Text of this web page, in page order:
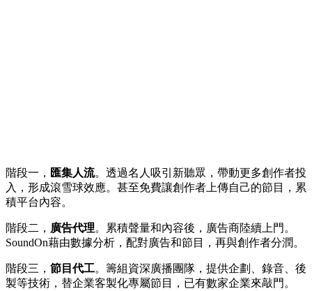
階段一， 匯集人流。透過名人吸引新聽眾，帶動更多創作者投
入，形成滾雪球效應。甚至免費讓創作者上傳自己的節目，累
積平台內容。
階段二， 廣告代理。累積聲量和內容後，廣告商陸續上門。
SoundOn藉由數據分析，配對廣告和節目，再與創作者分潤。
階段三， 節目代工。籌組資深廣播團隊，提供企劃、錄音、後
製等技術，替企業客製化專屬節目，已有數家企業來敲門。